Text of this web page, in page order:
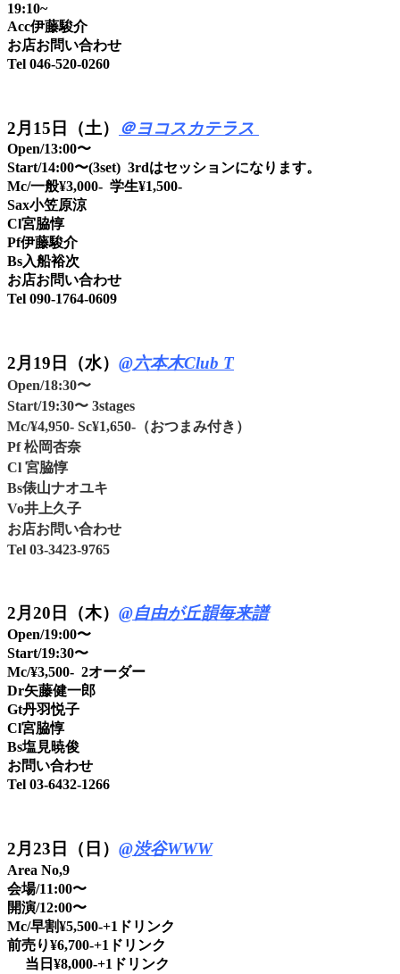
19:10~
Acc伊藤駿介
お店お問い合わせ
Tel 046-520-0260
2月15日（土） ＠ヨコスカテラス
Open/13:00〜
Start/14:00〜(3set) 3rdはセッションになります。
Mc/一般¥3,000- 学生¥1,500-
Sax小笠原涼
Cl宮脇惇
Pf伊藤駿介
Bs入船裕次
お店お問い合わせ
Tel 090-1764-0609
2月19日（水） @六本木Club T
Open/18:30〜
Start/19:30〜 3stages
Mc/¥4,950- Sc¥1,650-（おつまみ付き）
Pf 松岡杏奈
Cl 宮脇惇
Bs俵山ナオユキ
Vo井上久子
お店お問い合わせ
Tel 03-3423-9765
2月20日（木） @自由が丘韻毎来譜
Open/19:00〜
Start/19:30〜
Mc/¥3,500- 2オーダー
Dr矢藤健一郎
Gt丹羽悦子
Cl宮脇惇
Bs塩見暁俊
お問い合わせ
Tel 03-6432-1266
2月23日（日） @渋谷WWW
Area No,9
会場/11:00〜
開演/12:00〜
Mc/早割¥5,500-+1ドリンク
前売り¥6,700-+1ドリンク
当日¥8,000-+1ドリンク